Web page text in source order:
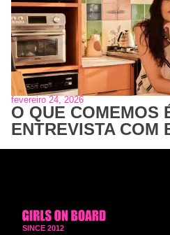
fevereiro 24, 2026
O QUE COMEMOS
ENTREVISTA COM
SINCE 2012